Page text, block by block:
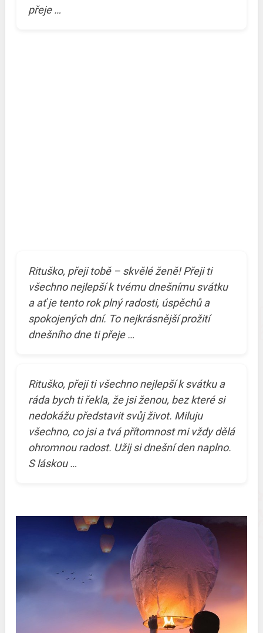
přeje …
Rituško, přeji tobě – skvělé ženě! Přeji ti
všechno nejlepší k tvému dnešnímu svátku
a ať je tento rok plný radosti, úspěchů a
spokojených dní. To nejkrásnější prožití
dnešního dne ti přeje …
Rituško, přeji ti všechno nejlepší k svátku a
ráda bych ti řekla, že jsi ženou, bez které si
nedokážu představit svůj život. Miluju
všechno, co jsi a tvá přítomnost mi vždy dělá
ohromnou radost. Užij si dnešní den naplno.
S láskou …